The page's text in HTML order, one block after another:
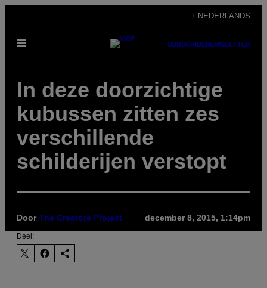
de
+ NEDERLANDS
Open
SUBSCRIBENEWSLETTER
In deze doorzichtige
kubussen zitten zes
verschillende
schilderijen verstopt
DoorThe Creators Project december 8, 2015, 1:14pm
Deel: